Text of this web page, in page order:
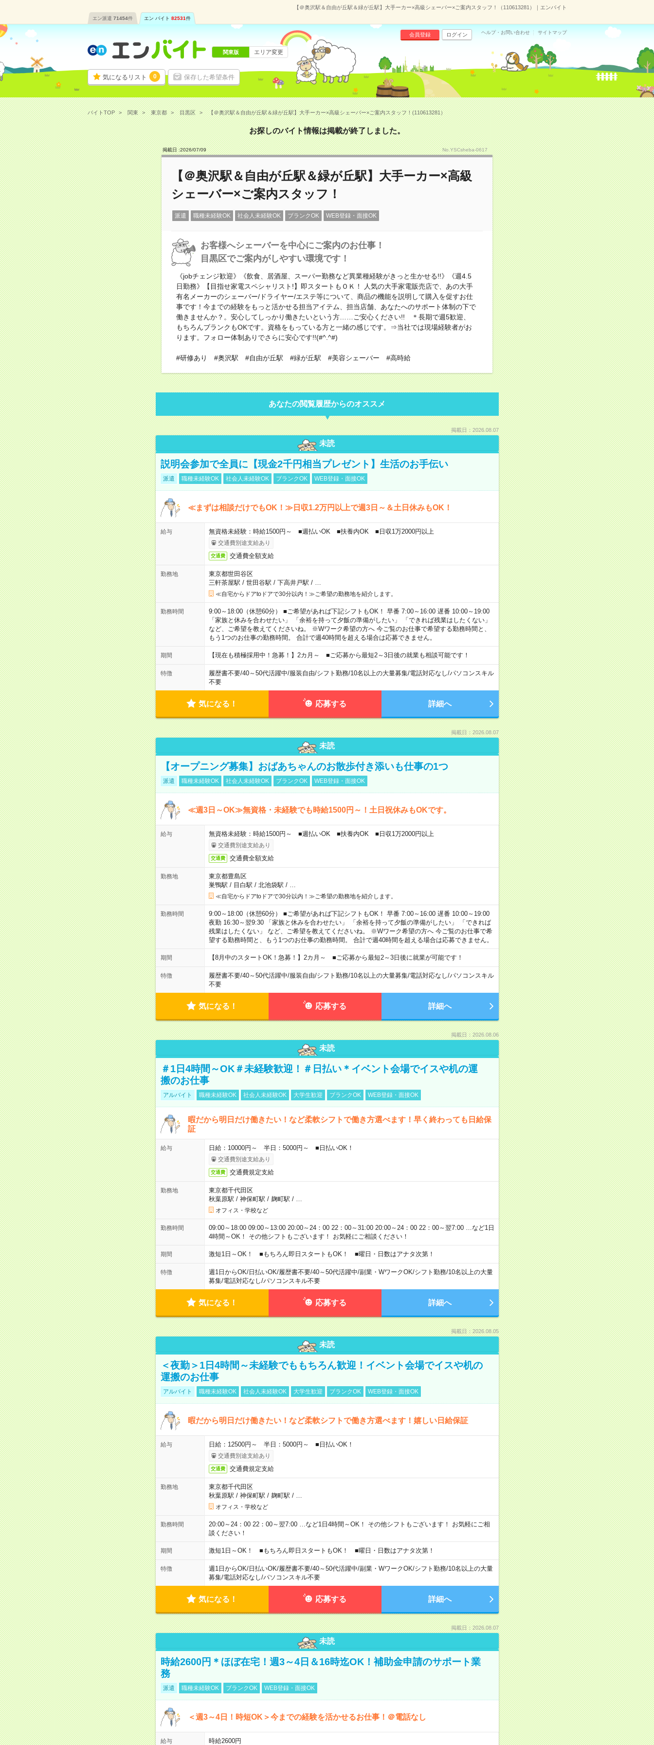
【＠奥沢駅＆自由が丘駅＆緑が丘駅】大手ーカー×高級シェーバー×ご案内スタッフ！（110613281）｜エンバイト
エン派遣 71454件 エン バイト 82531件
気になるリスト 0 保存した希望条件
会員登録 ログイン ヘルプ・お問い合わせ サイトマップ
関東版 エリア変更
バイトTOP 関東 東京都 目黒区 【＠奥沢駅＆自由が丘駅＆緑が丘駅】大手ーカー×高級シェーバー×ご案内スタッフ！(110613281）
お探しのバイト情報は掲載が終了しました。
掲載日 :2026/07/09 No.YSCsheba-0617
【＠奥沢駅＆自由が丘駅＆緑が丘駅】大手ーカー×高級
シェーバー×ご案内スタッフ！
派遣 職種未経験OK 社会人未経験OK ブランクOK WEB登録・面接OK
お客様へシェーバーを中心にご案内のお仕事！
目黒区でご案内がしやすい環境です！
《jobチェンジ歓迎》《飲食、居酒屋、スーパー勤務など異業種経験がきっと生かせる!!》《週4.5
日勤務》【目指せ家電スペシャリスト!】即スタートもＯＫ！ 人気の大手家電販売店で、あの大手
有名メーカーのシェーバー/ドライヤー/エステ等について、商品の機能を説明して購入を促すお仕
事です！今までの経験をもっと活かせる担当アイテム、担当店舗、あなたへのサポート体制の下で
働きませんか？。安心してしっかり働きたいという方……ご安心ください!! ＊長期で週5歓迎、
もちろんブランクもOKです。資格をもっている方と一緒の感じです。⇒当社では現場経験者がお
ります。フォロー体制ありでさらに安心です!!(#^.^#)
#研修あり #奥沢駅 #自由が丘駅 #緑が丘駅 #美容シェーバー #高時給
あなたの閲覧履歴からのオススメ
掲載日：2026.08.07
未読
説明会参加で全員に【現金2千円相当プレゼント】生活のお手伝い
派遣 職種未経験OK 社会人未経験OK ブランクOK WEB登録・面接OK
≪まずは相談だけでもOK！≫日収1.2万円以上で週3日～＆土日休みもOK！
給与 無資格未経験：時給1500円～ ■週払いOK ■扶養内OK ■日収1万2000円以上
交通費別途支給あり
交通費 交通費全額支給
勤務地
東京都世田谷区
三軒茶屋駅 / 世田谷駅 / 下高井戸駅 /
≪自宅からドアtoドアで30分以内！≫ご希望の勤務地を紹介します。
勤務時間
9:00～18:00（休憩60分） ■ご希望があれば下記シフトもOK！ 早番 7:00～16:00 遅番 10:00～19:00
「家族と休みを合わせたい」 「余裕を持って夕飯の準備がしたい」 「できれば残業はしたくない」
など、ご希望を教えてくださいね。 ※Wワーク希望の方へ 今ご覧のお仕事で希望する勤務時間と、
もう1つのお仕事の勤務時間。 合計で週40時間を超える場合は応募できません。
期間 【現在も積極採用中！急募！】2カ月～ ■ご応募から最短2～3日後の就業も相談可能です！
特徴 履歴書不要/40～50代活躍中/服装自由/シフト勤務/10名以上の大量募集/電話対応なし/パソコンスキル
不要
気になる！ 応募する 詳細へ
掲載日：2026.08.07
未読
【オープニング募集】おばあちゃんのお散歩付き添いも仕事の1つ
派遣 職種未経験OK 社会人未経験OK ブランクOK WEB登録・面接OK
≪週3日～OK≫無資格・未経験でも時給1500円～！土日祝休みもOKです。
給与 無資格未経験：時給1500円～ ■週払いOK ■扶養内OK ■日収1万2000円以上
交通費別途支給あり
交通費 交通費全額支給
勤務地
東京都豊島区
巣鴨駅 / 目白駅 / 北池袋駅 /
≪自宅からドアtoドアで30分以内！≫ご希望の勤務地を紹介します。
勤務時間
9:00～18:00（休憩60分） ■ご希望があれば下記シフトもOK！ 早番 7:00～16:00 遅番 10:00～19:00
夜勤 16:30～翌9:30 「家族と休みを合わせたい」 「余裕を持って夕飯の準備がしたい」 「できれば
残業はしたくない」 など、ご希望を教えてくださいね。 ※Wワーク希望の方へ 今ご覧のお仕事で希
望する勤務時間と、もう1つのお仕事の勤務時間。 合計で週40時間を超える場合は応募できません。
期間 【8月中のスタートOK！急募！】2カ月～ ■ご応募から最短2～3日後に就業が可能です！
特徴 履歴書不要/40～50代活躍中/服装自由/シフト勤務/10名以上の大量募集/電話対応なし/パソコンスキル
不要
気になる！ 応募する 詳細へ
掲載日：2026.08.06
未読
＃1日4時間～OK＃未経験歓迎！＃日払い＊イベント会場でイスや机の運
搬のお仕事
アルバイト 職種未経験OK 社会人未経験OK 大学生歓迎 ブランクOK WEB登録・面接OK
暇だから明日だけ働きたい！など柔軟シフトで働き方選べます！早く終わっても日給保
証
給与 日給：10000円～ 半日：5000円～ ■日払いOK！
交通費別途支給あり
交通費 交通費規定支給
勤務地
東京都千代田区
秋葉原駅 / 神保町駅 / 麹町駅 /
オフィス・学校など
勤務時間
09:00～18:00 09:00～13:00 20:00～24：00 22：00～31:00 20:00～24：00 22：00～翌7:00 …など1日
4時間～OK！ その他シフトもございます！ お気軽にご相談ください！
期間 激短1日～OK！ ■もちろん即日スタートもOK！ ■曜日・日数はアナタ次第！
特徴 週1日からOK/日払いOK/履歴書不要/40～50代活躍中/副業・WワークOK/シフト勤務/10名以上の大量
募集/電話対応なし/パソコンスキル不要
気になる！ 応募する 詳細へ
掲載日：2026.08.05
未読
＜夜勤＞1日4時間～未経験でももちろん歓迎！イベント会場でイスや机の
運搬のお仕事
アルバイト 職種未経験OK 社会人未経験OK 大学生歓迎 ブランクOK WEB登録・面接OK
暇だから明日だけ働きたい！など柔軟シフトで働き方選べます！嬉しい日給保証
給与 日給：12500円～ 半日：5000円～ ■日払いOK！
交通費別途支給あり
交通費 交通費規定支給
勤務地
東京都千代田区
秋葉原駅 / 神保町駅 / 麹町駅 /
オフィス・学校など
勤務時間
20:00～24：00 22：00～翌7:00 …など1日4時間～OK！ その他シフトもございます！ お気軽にご相
談ください！
期間 激短1日～OK！ ■もちろん即日スタートもOK！ ■曜日・日数はアナタ次第！
特徴 週1日からOK/日払いOK/履歴書不要/40～50代活躍中/副業・WワークOK/シフト勤務/10名以上の大量
募集/電話対応なし/パソコンスキル不要
気になる！ 応募する 詳細へ
掲載日：2026.08.07
未読
時給2600円＊ほぼ在宅！週3～4日＆16時迄OK！補助金申請のサポート業
務
派遣 職種未経験OK ブランクOK WEB登録・面接OK
＜週3～4日！時短OK＞今までの経験を活かせるお仕事！＠電話なし
給与 時給2600円